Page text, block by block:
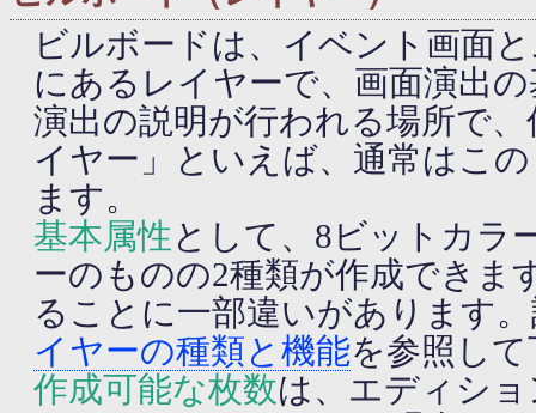
ビルボードは、イベント画面
にあるレイヤーで、画面演出
演出の説明が行われる場所で
イヤー」といえば、通常はこ
ます。
基本属性 として、8ビットカラ
ーのものの2種類が作成できま
ることに一部違いがあります
イヤーの種類と機能を参照し
作成可能な枚数は、エディシ